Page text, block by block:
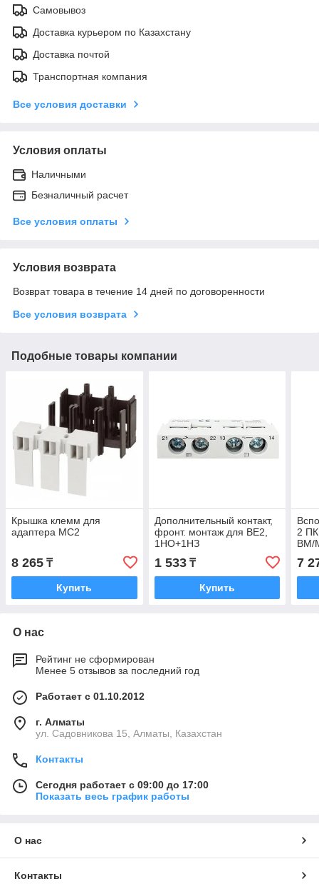
Самовывоз
Доставка курьером по Казахстану
Доставка почтой
Транспортная компания
Все условия доставки
Условия оплаты
Наличными
Безналичный расчет
Все условия оплаты
Условия возврата
Возврат товара в течение 14 дней по договоренности
Все условия возврата
Подобные товары компании
Крышка клемм для
адаптера MC2
8 265 ₸
Купить
Дополнительный контакт,
фронт. монтаж для BE2,
1НО+1НЗ
1 533₸
Купить
2
ВМ/
7
О нас
Рейтинг не сформирован
Менее 5 отзывов за последний год
Работает с 01.10.2012
г. Алматы
ул. Садовникова 15, Алматы, Казахстан
Контакты
Сегодня работает с 09:00 до 17:00
Показать весь график работы
О нас
Контакты